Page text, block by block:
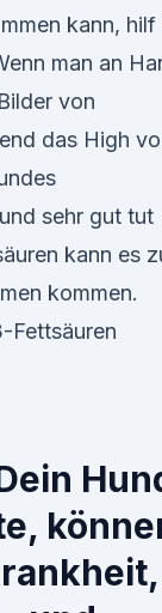
kann, hilf
man an
von
das High
sehr gut tut
kann es
kommen.
Fettsäuren